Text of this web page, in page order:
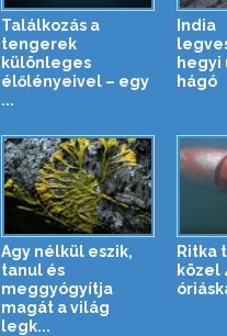
Találkozás a
tengerek
különleges
élőlényeivel – egy
...
India
hegyi
hágó
Agy nélkül eszik,
tanul és
meggyógyítja
magát a világ
legk...
Ritka
közel